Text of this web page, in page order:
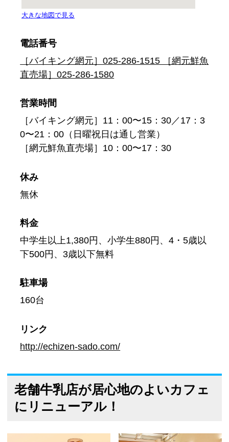
電話番号
［バイキング網元］025-286-1515 ［網元鮮魚
直売場］025-286-1580
営業時間
［バイキング網元］11：00〜15：30／17：3
0〜21：00（日曜祝日は通し営業）
［網元鮮魚直売場］10：00〜17：30
休み
無休
料金
中学生以上1,380円、小学生880円、4・5歳以
下500円、3歳以下無料
駐車場
160台
リンク
http://echizen-sado.com/
老舗牛乳店が居心地のよいカフェ
にリニューアル！